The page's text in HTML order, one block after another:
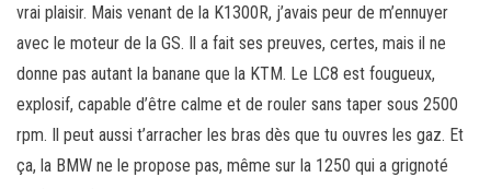
vrai plaisir. Mais venant de la K1300R, j’avais peur de m’ennuyer
avec le moteur de la GS. Il a fait ses preuves, certes, mais il ne
donne pas autant la banane que la KTM. Le LC8 est fougueux,
explosif, capable d’être calme et de rouler sans taper sous 2500
rpm. Il peut aussi t’arracher les bras dès que tu ouvres les gaz. Et
ça, la BMW ne le propose pas, même sur la 1250 qui a grignoté